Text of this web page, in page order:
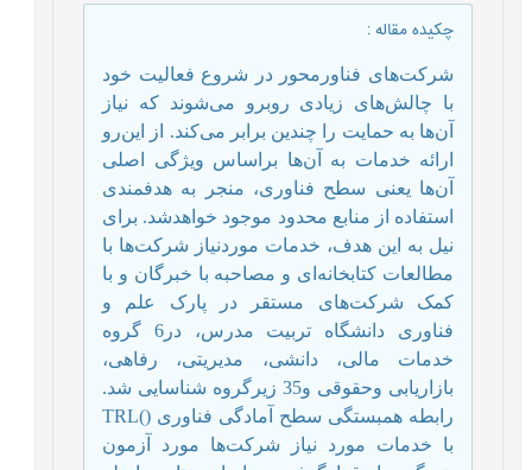
چکیده مقاله:
شرکت‌های فناورمحور در شروع فعالیت خود
با چالش‌های زیادی روبرو می‌شوند که نیاز
آن‌ها به حمایت را چندین برابر می‌کند. از این‌رو
ارائه خدمات به آن‌ها براساس ویژگی اصلی
آن‌ها یعنی سطح فناوری، منجر‌ به هدفمندی
استفاده از منابع محدود موجود خواهد‌‌شد. برای
نیل به این هدف، خدمات موردنیاز شرکت‌ها با
مطالعات کتابخانه‌ای و مصاحبه با خبرگان و با
کمک شرکت‌های مستقر در پارک علم و
فناوری دانشگاه تربیت مدرس، در6 گروه
خدمات مالی، دانشی، مدیریتی، رفاهی،
بازاریابی وحقوقی و35 زیرگروه شناسایی شد.
رابطه همبستگی سطح آمادگی فناوری (
TRL)
با خدمات مورد نیاز شرکت‌ها مورد آزمون